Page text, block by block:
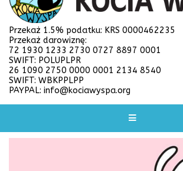
Przekaż 1.5% podatku: KRS 0000462235
Przekaż darowiznę:
72 1930 1233 2730 0727 8897 0001
SWIFT: POLUPLPR
26 1090 2750 0000 0001 2134 8540
SWIFT: WBKPPLPP
PAYPAL: info@kociawyspa.org